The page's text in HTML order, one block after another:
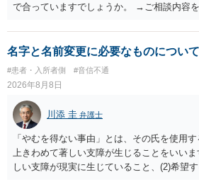
で合っていますでしょうか。 →ご相談内容
完全に所有する場合は、他の相続人に対し
償金の支払いが必要になります。
名字と名前変更に必要なものについ
#患者・入所者側 #音信不通
2026年8月8日
川添 圭 弁護士
「やむを得ない事由」とは、その氏を使用
上きわめて著しい支障が生じることをいい
しい支障が現実に生じていること、(2)希望